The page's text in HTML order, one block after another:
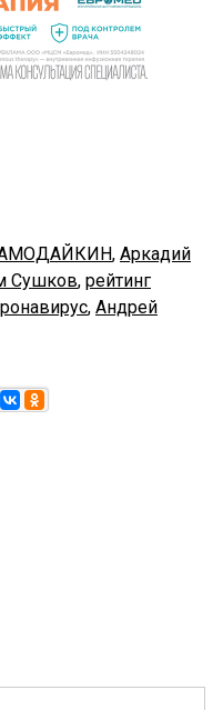
, Аркадий
Сушков, рейтинг
, Андрей